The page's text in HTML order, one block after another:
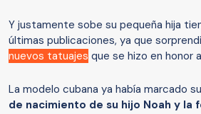
Y justamente sobe su pequeña hija
últimas publicaciones, ya que
nuevos tatuajes que se hizo en honor
La modelo cubana ya había marcado
de nacimiento de su hijo Noah y la